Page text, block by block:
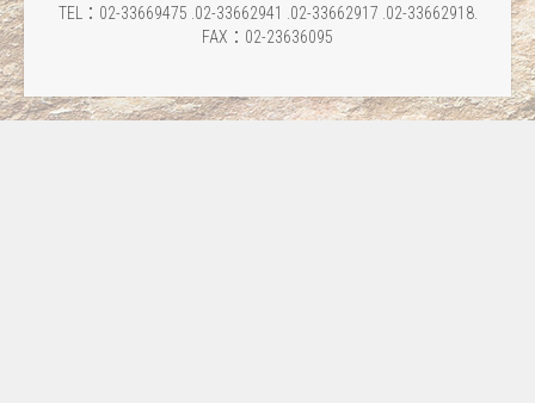
TEL：02-33669475 .02-33662941 .02-33662917 .02-33662918.
FAX：02-23636095